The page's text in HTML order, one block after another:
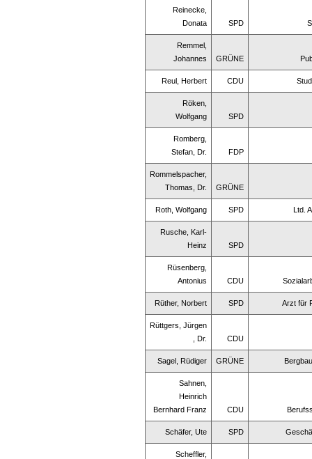
Reinecke,
Donata
SPD
Remmel,
Johannes
GRÜNE
Reul, Herbert CDU
Röken,
Wolfgang
SPD
Romberg,
Stefan, Dr.
FDP
Rommelspacher,
Thomas, Dr.
GRÜNE
Roth, Wolfgang SPD Ltd.
Rusche, Karl-
Heinz
SPD
Rüsenberg,
Antonius
CDU
Rüther, Norbert SPD Arzt für
Rüttgers, Jürgen
, Dr.
CDU
Sagel, Rüdiger GRÜNE
Sahnen,
Heinrich
Bernhard Franz
CDU
Schäfer, Ute SPD
Scheffler,